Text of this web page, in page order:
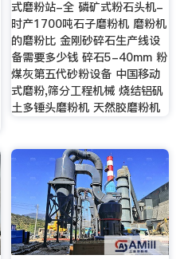
式磨粉站-全 磷矿式粉石头机-
时产1700吨石子磨粉机 磨粉机
的磨粉比 金刚砂碎石生产线设
备需要多少钱 碎石5-40mm 粉
煤灰第五代砂粉设备 中国移动
式磨粉,筛分工程机械 烧结铝矾
土多锤头磨粉机 天然胶磨粉机